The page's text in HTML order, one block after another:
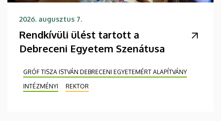
2026. augusztus 7.
Rendkívüli ülést tartott a
Debreceni Egyetem Szenátusa
GRÓF TISZA ISTVÁN DEBRECENI EGYETEMÉRT ALAPÍTVÁNY
INTÉZMÉNYI
REKTOR